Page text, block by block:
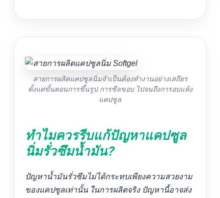
สายการผลิตแคปซูลนิ่มจำเป็นต้องทำงานอย่างเสถียร
ตั้งแต่ขั้นตอนการขึ้นรูป การซีลขอบ ไปจนถึงการอบแห้ง
แคปซูล
ทำไมควรรีบแก้ปัญหาแคปซูล
นิ่มรั่วซึมน้ำมัน?
ปัญหาน้ำมันรั่วซึมไม่ได้กระทบเพียงความสวยงาม
ของแคปซูลเท่านั้น ในการผลิตจริง ปัญหานี้อาจส่ง